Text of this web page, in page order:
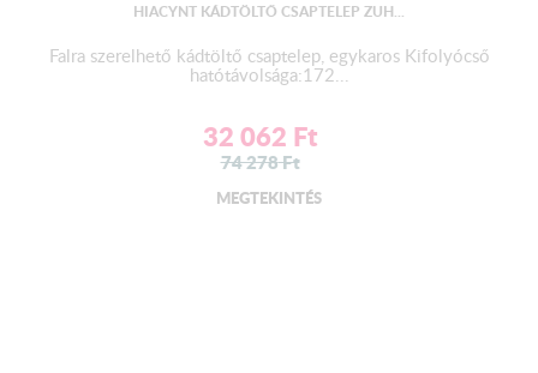
HIACYNT KÁDTÖLTŐ CSAPTELEP ZUH...
Falra szerelhető kádtöltő csaptelep, egykaros Kifolyócső
hatótávolsága:172...
32 062 Ft
74 278Ft
MEGTEKINTÉS